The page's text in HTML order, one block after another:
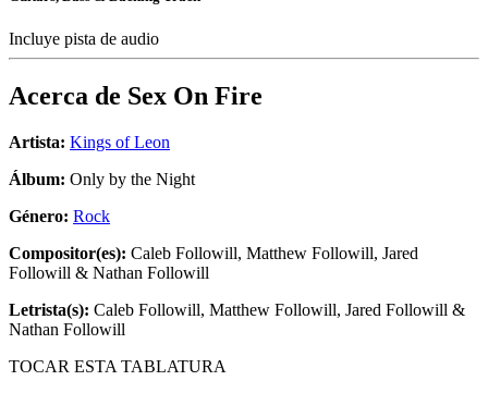
Incluye pista de audio
Acerca de Sex On Fire
Artista: Kings of Leon
Álbum: Only by the Night
Género: Rock
Compositor(es): Caleb Followill, Matthew Followill, Jared
Followill & Nathan Followill
Letrista(s): Caleb Followill, Matthew Followill, Jared Followill &
Nathan Followill
TOCAR ESTA TABLATURA